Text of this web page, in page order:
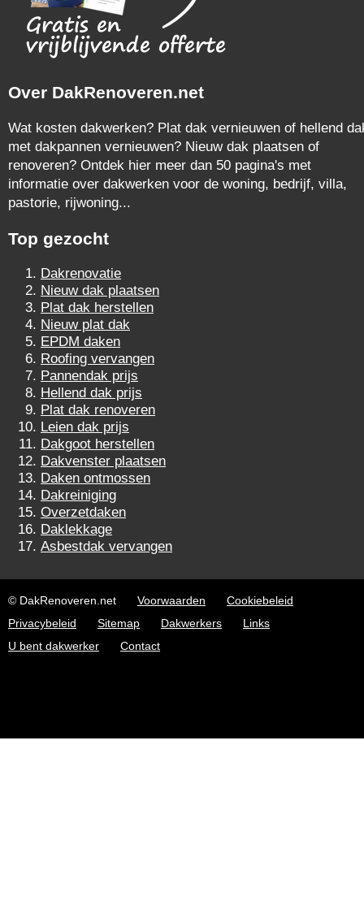
Over DakRenoveren.net
Wat kosten dakwerken? Plat dak vernieuwen of hellend
met dakpannen vernieuwen? Nieuw dak plaatsen of
renoveren? Ontdek hier meer dan 50 pagina's met
informatie over dakwerken voor de woning, bedrijf, villa,
pastorie, rijwoning...
Top gezocht
Dakrenovatie
Nieuw dak plaatsen
Plat dak herstellen
Nieuw plat dak
EPDM daken
Roofing vervangen
Pannendak prijs
Hellend dak prijs
Plat dak renoveren
Leien dak prijs
Dakgoot herstellen
Dakvenster plaatsen
Daken ontmossen
Dakreiniging
Overzetdaken
Daklekkage
Asbestdak vervangen
© DakRenoveren.net Voorwaarden
Cookiebeleid
Privacybeleid
Sitemap Dakwerkers
Links
U bent dakwerker
Contact